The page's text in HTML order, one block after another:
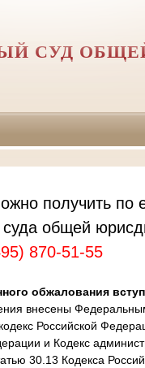
СУД
получить по
суда общей
870-51-55
обжалования
внесены
Российской
и Кодекс
30.13 Кодекса